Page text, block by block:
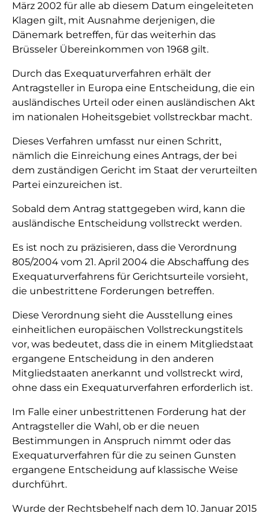
März 2002 für alle ab diesem Datum eingeleiteten
Klagen gilt, mit Ausnahme derjenigen, die
Dänemark betreffen, für das weiterhin das
Brüsseler Übereinkommen von 1968 gilt.
Durch das Exequaturverfahren erhält der
Antragsteller in Europa eine Entscheidung, die ein
ausländisches Urteil oder einen ausländischen Akt
im nationalen Hoheitsgebiet vollstreckbar macht.
Dieses Verfahren umfasst nur einen Schritt,
nämlich die Einreichung eines Antrags, der bei
dem zuständigen Gericht im Staat der verurteilten
Partei einzureichen ist.
Sobald dem Antrag stattgegeben wird, kann die
ausländische Entscheidung vollstreckt werden.
Es ist noch zu präzisieren, dass die Verordnung
805/2004 vom 21. April 2004 die Abschaffung des
Exequaturverfahrens für Gerichtsurteile vorsieht,
die unbestrittene Forderungen betreffen.
Diese Verordnung sieht die Ausstellung eines
einheitlichen europäischen Vollstreckungstitels
vor, was bedeutet, dass die in einem Mitgliedstaat
ergangene Entscheidung in den anderen
Mitgliedstaaten anerkannt und vollstreckt wird,
ohne dass ein Exequaturverfahren erforderlich ist.
Im Falle einer unbestrittenen Forderung hat der
Antragsteller die Wahl, ob er die neuen
Bestimmungen in Anspruch nimmt oder das
Exequaturverfahren für die zu seinen Gunsten
ergangene Entscheidung auf klassische Weise
durchführt.
Wurde der Rechtsbehelf nach dem 10. Januar 2015